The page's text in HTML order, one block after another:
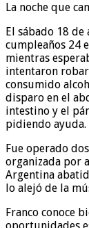
La noche que
El sábado 18
cumpleaños 24
mientras
intentaron
consumido
disparo en el
intestino y el
pidiendo ayuda.
Fue operado
organizada por
Argentina
lo alejó de la
Franco conoce